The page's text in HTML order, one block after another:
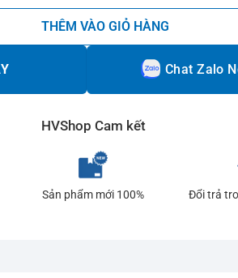
THÊM VÀO GIỎ HÀNG
Chat Zalo
HVShop Cam kết
Sản phẩm mới 100% Đổi trả